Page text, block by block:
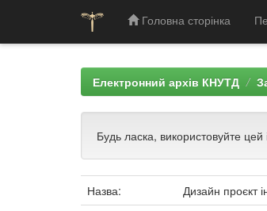
Головна сторінка
Електронний архів КНУТД
Будь ласка, використовуйте
Назва:
Дизайн проєкт